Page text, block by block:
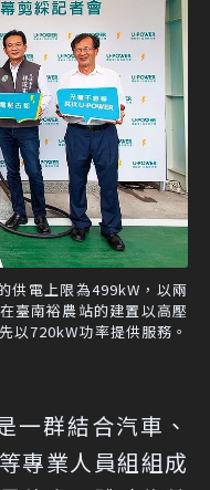
供電上限為499kW，以兩
臺南裕農站的建置以高壓
以720kW功率提供服務。
一群結合汽車、
專業人員組組成